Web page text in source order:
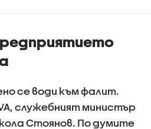
да
се води към фалит.
служебният министър
Стоянов. По думите